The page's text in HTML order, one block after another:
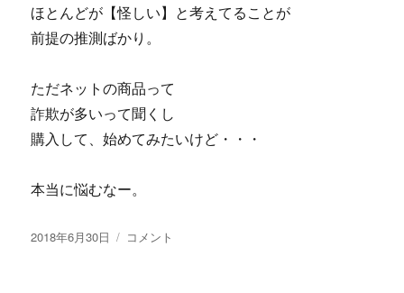
ほとんどが【怪しい】と考えてることが
前提の推測ばかり。
ただネットの商品って
詐欺が多いって聞くし
購入して、始めてみたいけど・・・
本当に悩むなー。
投
2018年6月30日
橋
コメント